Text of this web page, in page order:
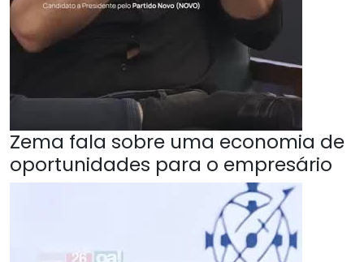
Zema fala sobre uma economia de
oportunidades para o empresário